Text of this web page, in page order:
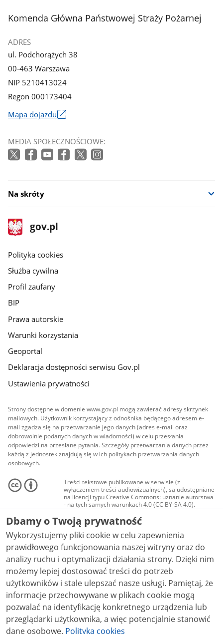
stopka
Komenda Główna Państwowej Straży Pożarnej
ADRES
ul. Podchorążych 38
00-463 Warszawa
NIP 5210413024
Regon 000173404
Mapa dojazdu
się
w
MEDIA SPOŁECZNOŚCIOWE:
Na skróty
stopka
gov.pl
Strona
gov.pl
gov.pl
Polityka cookies
Służba cywilna
Profil zaufany
BIP
Prawa autorskie
Warunki korzystania
Geoportal
Deklaracja dostępności serwisu Gov.pl
Ustawienia prywatności
Strony dostępne w domenie www.gov.pl mogą zawierać adresy skrzynek
mailowych. Użytkownik korzystający z odnośnika będącego adresem e-
mail zgadza się na przetwarzanie jego danych (adres e-mail oraz
dobrowolnie podanych danych w wiadomości) w celu przesłania
odpowiedzi na przesłane pytania. Szczegóły przetwarzania danych przez
każdą z jednostek znajdują się w ich politykach przetwarzania danych
osobowych.
Treści tekstowe publikowane w serwisie (z
wyłączeniem treści audiowizualnych), są udostępniane
na licencji typu Creative Commons: uznanie autorstwa
- na tych samych warunkach 4.0 (CC BY-SA 4.0).
Materiały audiowizualne, w tym zdjęcia, materiały
audio i wideo, są udostępniane na licencji typu
Creative Commons: uznanie autorstwa użycie
niekomercyjne - bez utworów zależnych 4.0 (CC BY-
NC-ND 4.0), o ile nie jest to stwierdzone inaczej.
Dbamy o Twoją prywatność
Wykorzystujemy pliki cookie w celu zapewnienia
prawidłowego funkcjonowania naszej witryny oraz do
analizy ruchu i optymalizacji działania strony. Dzięki nim
możemy lepiej dostosować treści do potrzeb
użytkowników i stale ulepszać nasze usługi. Pamiętaj, że
informacje przechowywane w plikach cookie mogą
pozwalać na identyfikację konkretnego urządzenia lub
przeglądarki użytkownika, a więc potencjalnie stanowić
dane osobowe. Polityka cookies